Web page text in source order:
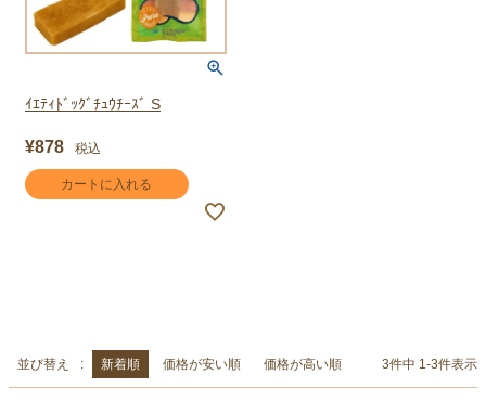
ｲｴﾃｨﾄﾞｯｸﾞﾁｭｳﾁｰｽﾞ S
¥878 税込
カートに入れる
並び替え 新着順 価格が安い順 価格が高い順 3件中 1-3件表示